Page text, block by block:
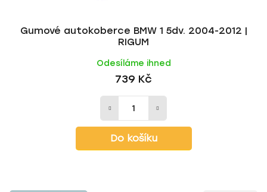
Gumové autokoberce BMW 1 5dv. 2004-2012 |
RIGUM
Odesíláme ihned
739 Kč
Do košíku